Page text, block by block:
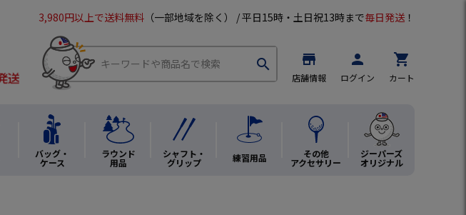
3,980円以上で送料無料 （一部地域を除く） / 平日15時・土日祝13時まで毎日発送 ！
search store
店舗情報
person
ログイン
shopping_cart
カート
バッグ・
ケース
ラウンド
用品
シャフト・
グリップ 練習用品 その他
アクセサリー
ジーパーズ
オリジナル